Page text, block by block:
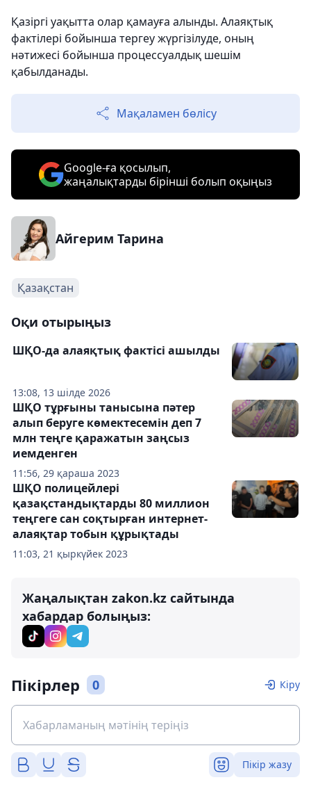
Қазіргі уақытта олар қамауға алынды. Алаяқтық
фактілері бойынша тергеу жүргізілуде, оның
нәтижесі бойынша процессуалдық шешім
қабылданады.
Мақаламен бөлісу
Google-ға қосылып,
жаңалықтарды бірінші болып оқыңыз
Айгерим Тарина
Қазақстан
Оқи отырыңыз
13:08, 13 шілде 2026
ШҚО-да алаяқтық фактісі ашылды
11:56, 29 қараша 2023
ШҚО тұрғыны танысына пәтер
алып беруге көмектесемін деп 7
млн теңге қаражатын заңсыз
иемденген
11:03, 21 қыркүйек 2023
ШҚО полицейлері
қазақстандықтарды 80 миллион
теңгеге сан соқтырған интернет-
алаяқтар тобын құрықтады
Жаңалықтан zakon.kz сайтында
хабардар болыңыз:
Пікірлер 0 Кіру
Пікір жазу